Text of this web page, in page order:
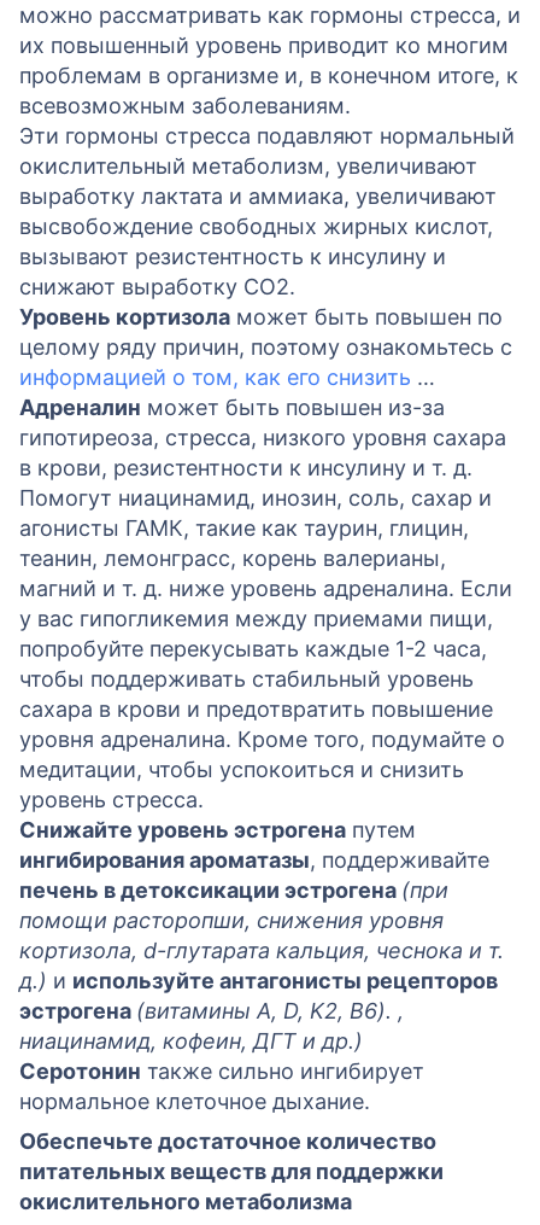
можно рассматривать как гормоны стресса, и
их повышенный уровень приводит ко многим
проблемам в организме и, в конечном итоге, к
всевозможным заболеваниям.
Эти гормоны стресса подавляют нормальный
окислительный метаболизм, увеличивают
выработку лактата и аммиака, увеличивают
высвобождение свободных жирных кислот,
вызывают резистентность к инсулину и
снижают выработку CO2.
Уровень кортизола может быть повышен по
целому ряду причин, поэтому ознакомьтесь с
информацией о том, как его снизить …
Адреналин может быть повышен из-за
гипотиреоза, стресса, низкого уровня сахара
в крови, резистентности к инсулину и т. д.
Помогут ниацинамид, инозин, соль, сахар и
агонисты ГАМК, такие как таурин, глицин,
теанин, лемонграсс, корень валерианы,
магний и т. д. ниже уровень адреналина. Если
у вас гипогликемия между приемами пищи,
попробуйте перекусывать каждые 1-2 часа,
чтобы поддерживать стабильный уровень
сахара в крови и предотвратить повышение
уровня адреналина. Кроме того, подумайте о
медитации, чтобы успокоиться и снизить
уровень стресса.
Снижайте уровень эстрогена путем
ингибирования ароматазы, поддерживайте
печень в детоксикации эстрогена (при
помощи расторопши, снижения уровня
кортизола, d-глутарата кальция, чеснока и т.
д.) и используйте антагонисты рецепторов
эстрогена (витамины A, D, K2, B6). ,
ниацинамид, кофеин, ДГТ и др.)
Серотонин также сильно ингибирует
нормальное клеточное дыхание.
Обеспечьте достаточное количество
питательных веществ для поддержки
окислительного метаболизма